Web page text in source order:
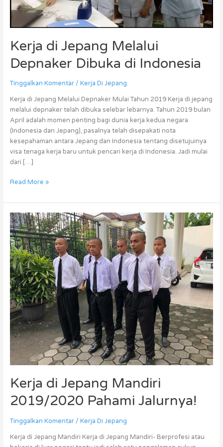
Kerja di Jepang Melalui
Depnaker Dibuka di Indonesia
Tinggalkan Komentar / Kerja Di Jepang
Kerja di Jepang Melalui Depnaker Mulai Tahun 2019 Kerja di jepang
melalui depnaker telah dibuka selebar lebarnya. Tahun 2019 bulan
April adalah momen penting bagi dunia kerja kedua negara
(Indonesia dan Jepang), pasalnya telah disepakati nota
kesepahaman antara Jepang dan Indonesia tentang disetujuinya
visa tenaga kerja baru untuk pencari kerja di Indonesia. Jadi mulai
dari […]
Read More »
Kerja di Jepang Mandiri
2019/2020 Pahami Jalurnya!
Tinggalkan Komentar / Kerja Di Jepang
Kerja di Jepang Mandiri Kerja di Jepang Mandiri- Berprofesi atau
Kerja
di
Jepang
Mandiri
2019/2020
Pahami
Jalurnya!